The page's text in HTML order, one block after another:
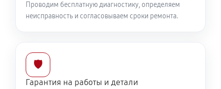
Проводим бесплатную диагностику, определяем
неисправность и согласовываем сроки ремонта.
🛡️
Гарантия на работы и детали